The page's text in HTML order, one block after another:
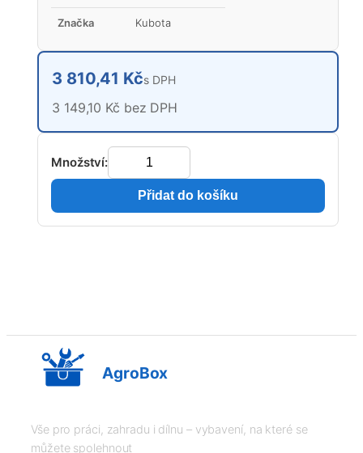
Značka Kubota
3 810,41 Kčs DPH
3 149,10 Kč bez DPH
Množství:
Přidat do košíku
AgroBox
Vše pro práci, zahradu i dílnu – vybavení, na které se
můžete spolehnout